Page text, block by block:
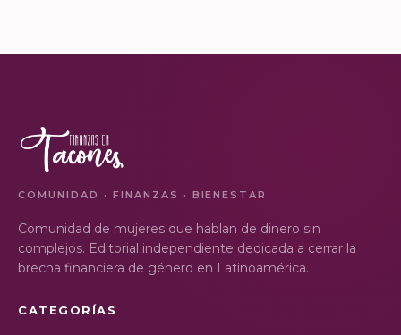
COMUNIDAD · FINANZAS · BIENESTAR
Comunidad de mujeres que hablan de dinero sin
complejos. Editorial independiente dedicada a cerrar la
brecha financiera de género en Latinoamérica.
CATEGORÍAS